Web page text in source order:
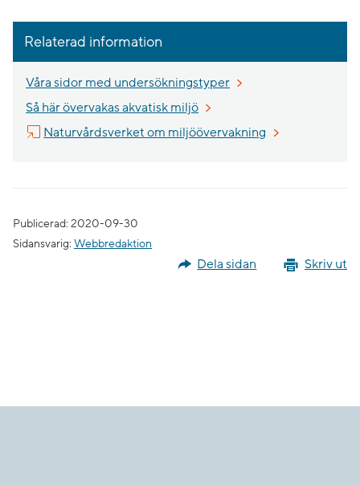
Relaterad information
Våra sidor med undersökningstyper
Så här övervakas akvatisk miljö
Naturvårdsverket om miljöövervakning Länk till annan
Publicerad: 2020-09-30
Sidansvarig: Webbredaktion
Skriv ut
Dela sidan